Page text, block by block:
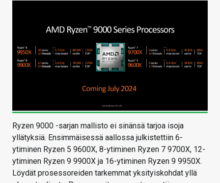
Ryzen 9000 -sarjan mallisto ei sinänsä tarjoa isoja
yllätyksiä. Ensimmäisessä aallossa julkistettiin 6-
ytiminen Ryzen 5 9600X, 8-ytiminen Ryzen 7 9700X, 12-
ytiminen Ryzen 9 9900X ja 16-ytiminen Ryzen 9 9950X.
Löydät prosessoreiden tarkemmat yksityiskohdat yllä